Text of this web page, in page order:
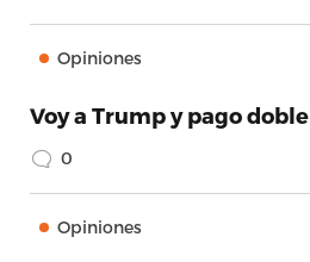
Opiniones
Voy a Trump y pago doble
0
Opiniones